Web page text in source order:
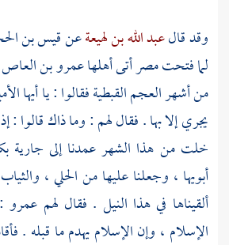
وقد قالعبد الله بن لهيعةعنقيس بن
لما فتحتمصرأتى أهلهاعمرو بن العاص
من أشهر العجم القبطية فقالوا : يا أيها
يجري إلا بها . فقال لهم : وما ذاك قالوا :
خلت من هذا الشهر عمدنا إلى جارية
أبويها ، وجعلنا عليها من الحلي ،
ألقيناها في هذا النيل . فقال لهم عمرو
الإسلام ، وإن الإسلام يهدم ما قبله .